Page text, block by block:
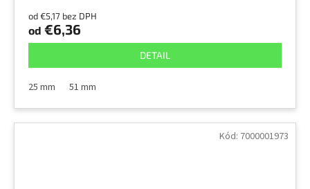
od €5,17 bez DPH
od €6,36
DETAIL
25 mm 51 mm
Kód: 7000001973